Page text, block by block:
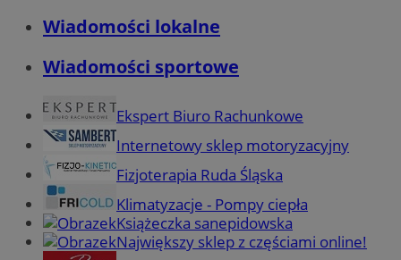
Wiadomości lokalne
Wiadomości sportowe
Ekspert Biuro Rachunkowe
Internetowy sklep motoryzacyjny
Fizjoterapia Ruda Śląska
Klimatyzacje - Pompy ciepła
Książeczka sanepidowska
Największy sklep z częściami online!